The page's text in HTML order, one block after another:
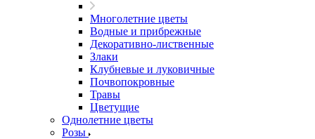
Многолетние цветы
Водные и прибрежные
Декоративно-лиственные
Злаки
Клубневые и луковичные
Почвопокровные
Травы
Цветущие
Однолетние цветы
Розы